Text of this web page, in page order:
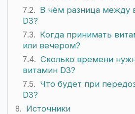
В чём разница между
D3?
Когда принимать
или вечером?
Сколько времени
витамин D3?
Что будет при
D3?
Источники